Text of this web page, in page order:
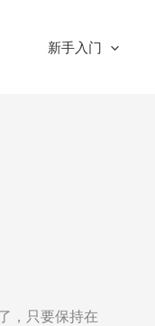
新手入门
，只要保持在